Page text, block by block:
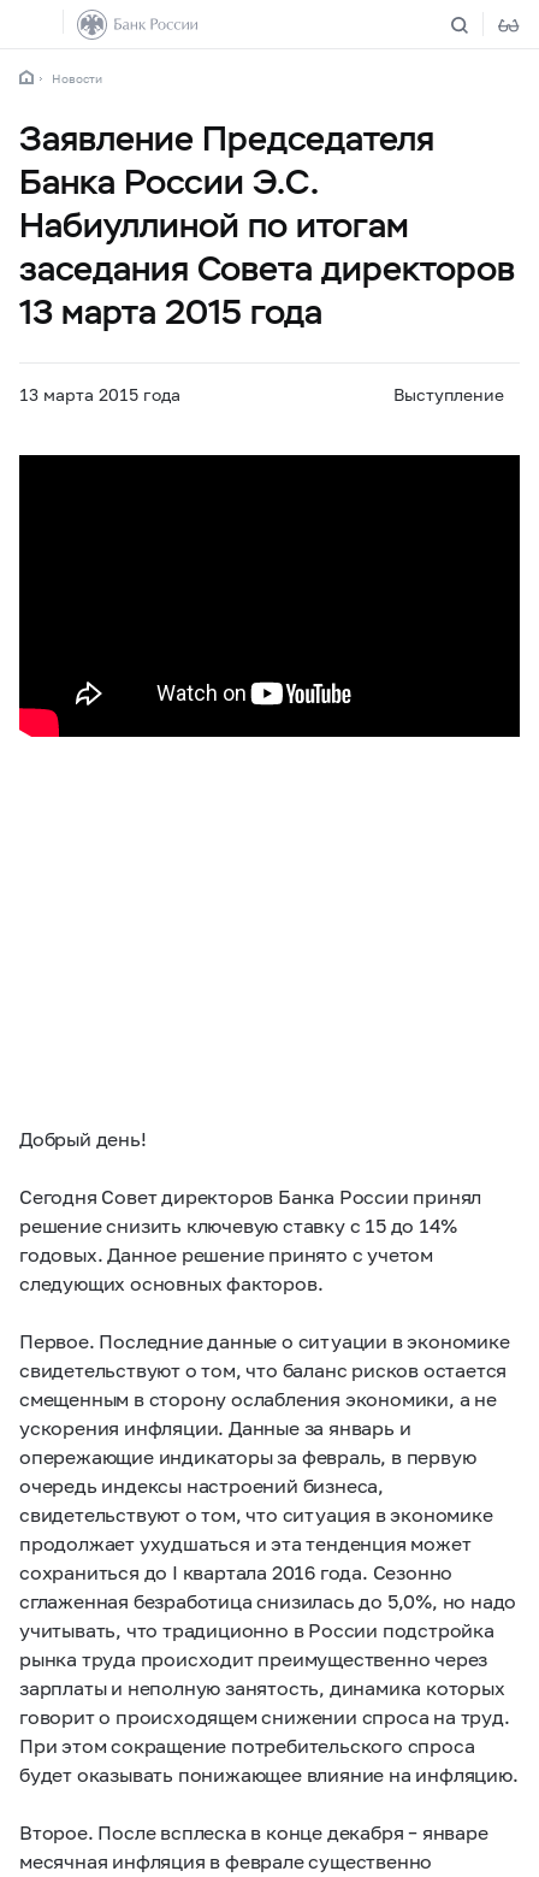
Новости
Заявление Председателя
Банка России Э.С.
Набиуллиной по итогам
заседания Совета директоров
13 марта 2015 года
13 марта 2015 года Выступление
Добрый день!
Сегодня Совет директоров Банка России принял
решение снизить ключевую ставку c 15 до 14%
годовых. Данное решение принято с учетом
следующих основных факторов.
Первое. Последние данные о ситуации в экономике
свидетельствуют о том, что баланс рисков остается
смещенным в сторону ослабления экономики, а не
ускорения инфляции. Данные за январь и
опережающие индикаторы за февраль, в первую
очередь индексы настроений бизнеса,
свидетельствуют о том, что ситуация в экономике
продолжает ухудшаться и эта тенденция может
сохраниться до I квартала 2016 года. Сезонно
сглаженная безработица снизилась до 5,0%, но надо
учитывать, что традиционно в России подстройка
рынка труда происходит преимущественно через
зарплаты и неполную занятость, динамика которых
говорит о происходящем снижении спроса на труд.
При этом сокращение потребительского спроса
будет оказывать понижающее влияние на инфляцию.
Второе. После всплеска в конце декабря – январе
месячная инфляция в феврале существенно